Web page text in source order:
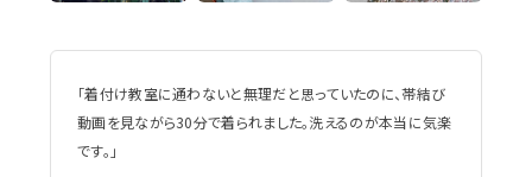
「着付け教室に通わないと無理だと思っていたのに、帯結び
動画を見ながら30分で着られました。洗えるのが本当に気楽
です。」